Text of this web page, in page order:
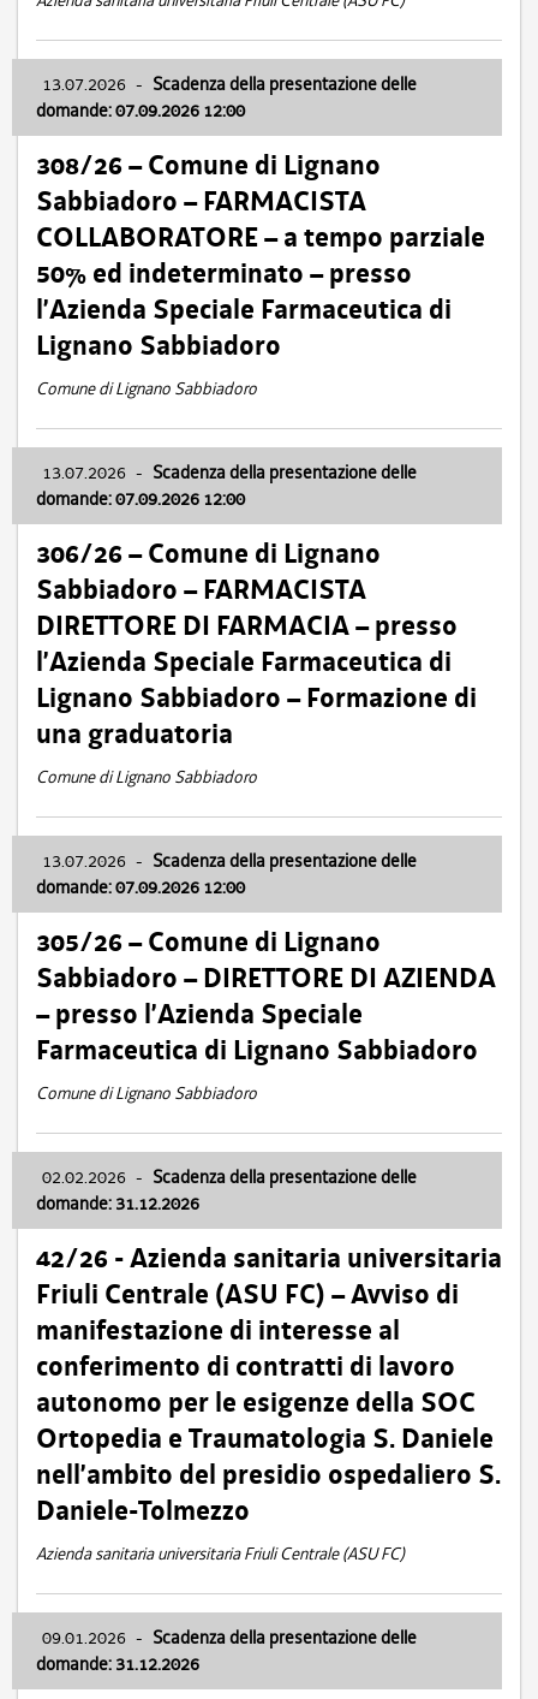
13.07.2026 - Scadenza della presentazione delle
domande: 07.09.2026 12:00
308/26 – Comune di Lignano
Sabbiadoro – FARMACISTA
COLLABORATORE – a tempo parziale
50% ed indeterminato – presso
l’Azienda Speciale Farmaceutica di
Lignano Sabbiadoro
Comune di Lignano Sabbiadoro
13.07.2026 - Scadenza della presentazione delle
domande: 07.09.2026 12:00
306/26 – Comune di Lignano
Sabbiadoro – FARMACISTA
DIRETTORE DI FARMACIA – presso
l’Azienda Speciale Farmaceutica di
Lignano Sabbiadoro – Formazione di
una graduatoria
Comune di Lignano Sabbiadoro
13.07.2026 - Scadenza della presentazione delle
domande: 07.09.2026 12:00
305/26 – Comune di Lignano
Sabbiadoro – DIRETTORE DI AZIENDA
– presso l’Azienda Speciale
Farmaceutica di Lignano Sabbiadoro
Comune di Lignano Sabbiadoro
02.02.2026 - Scadenza della presentazione delle
domande: 31.12.2026
42/26 - Azienda sanitaria universitaria
Friuli Centrale (ASU FC) – Avviso di
manifestazione di interesse al
conferimento di contratti di lavoro
autonomo per le esigenze della SOC
Ortopedia e Traumatologia S. Daniele
nell’ambito del presidio ospedaliero S.
Daniele-Tolmezzo
Azienda sanitaria universitaria Friuli Centrale (ASU FC)
09.01.2026 - Scadenza della presentazione delle
domande: 31.12.2026